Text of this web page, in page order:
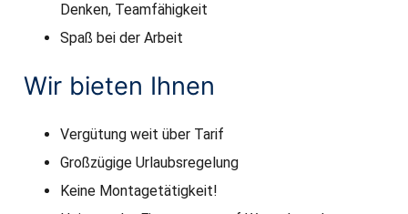
Denken, Teamfähigkeit
Spaß bei der Arbeit
Wir bieten Ihnen
Vergütung weit über Tarif
Großzügige Urlaubsregelung
Keine Montagetätigkeit!